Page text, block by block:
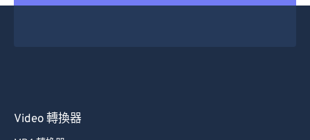
Video 轉換器